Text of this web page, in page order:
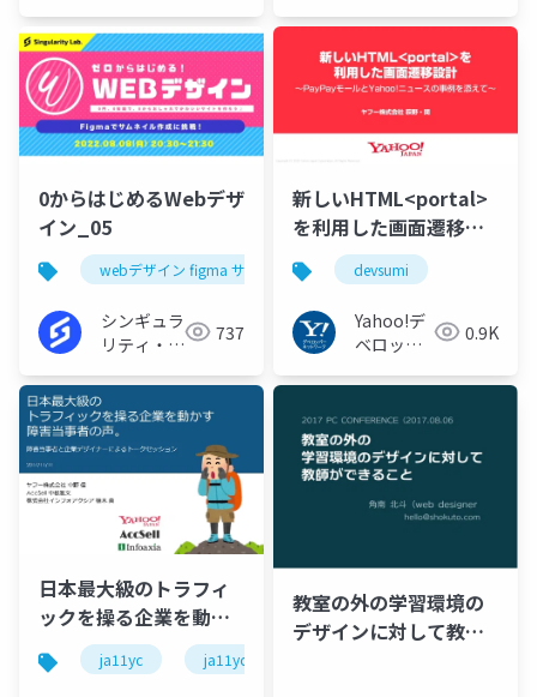
0からはじめるWebデザ
イン_05
webデザイン figma サムネイル シンラボ
シンギュラ
リティ・ラ
737
新しいHTML<portal>
を利用した画面遷移設
計 〜PayPayモールと
Yahoo!ニュースの事例
を添えて〜 #devsumi
devsumi
Yahoo!デ
ベロッパ
ワーク
0.9K
日本最大級のトラフィ
ックを操る企業を動か
す障害当事者の声。
#ja11yc #ja11yc_a
ja11yc ja11yc_a
教室の外の学習環境の
デザインに対して教師